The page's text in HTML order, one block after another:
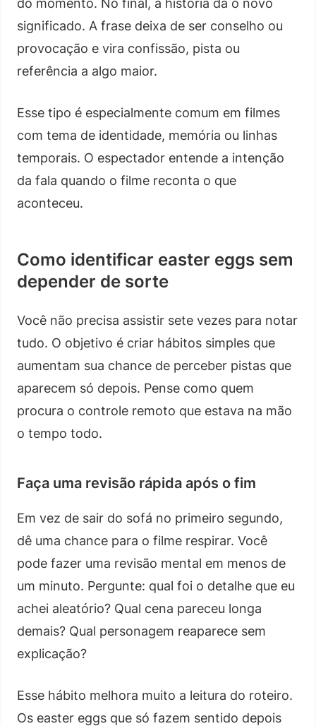
do momento. No final, a história dá o novo
significado. A frase deixa de ser conselho ou
provocação e vira confissão, pista ou
referência a algo maior.
Esse tipo é especialmente comum em filmes
com tema de identidade, memória ou linhas
temporais. O espectador entende a intenção
da fala quando o filme reconta o que
aconteceu.
Como identificar easter eggs sem
depender de sorte
Você não precisa assistir sete vezes para notar
tudo. O objetivo é criar hábitos simples que
aumentam sua chance de perceber pistas que
aparecem só depois. Pense como quem
procura o controle remoto que estava na mão
o tempo todo.
Faça uma revisão rápida após o fim
Em vez de sair do sofá no primeiro segundo,
dê uma chance para o filme respirar. Você
pode fazer uma revisão mental em menos de
um minuto. Pergunte: qual foi o detalhe que eu
achei aleatório? Qual cena pareceu longa
demais? Qual personagem reaparece sem
explicação?
Esse hábito melhora muito a leitura do roteiro.
Os easter eggs que só fazem sentido depois